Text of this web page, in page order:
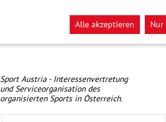
Alle akzeptieren
Sport Austria - Interessenvertretung
und Serviceorganisation des
organisierten Sports in Österreich.